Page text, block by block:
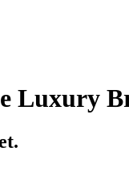
Luxury